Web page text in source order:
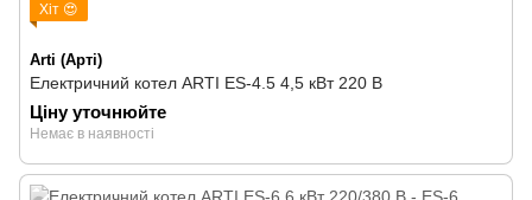
Хіт 😍
Arti (Арті)
Електричний котел ARTI ES-4.5 4,5 кВт 220 В
Ціну уточнюйте
Немає в наявності